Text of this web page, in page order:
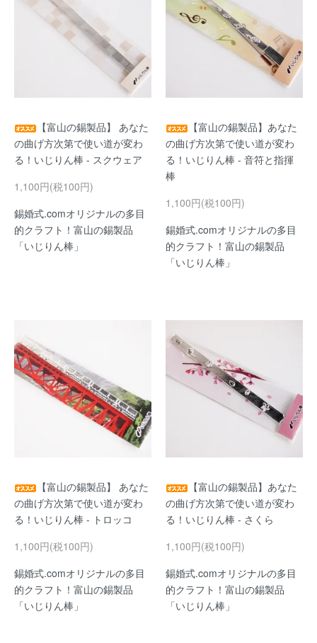
【富山の錫製品】 あなた
の曲げ方次第で使い道が変わ
る！いじりん棒 - スクウェア
1,100円(税100円)
錫婚式.comオリジナルの多目
的クラフト！富山の錫製品
「いじりん棒」
【富山の錫製品】あなた
の曲げ方次第で使い道が変わ
る！いじりん棒 - 音符と指揮
棒
1,100円(税100円)
錫婚式.comオリジナルの多目
的クラフト！富山の錫製品
「いじりん棒」
【富山の錫製品】 あなた
の曲げ方次第で使い道が変わ
る！いじりん棒 - トロッコ
1,100円(税100円)
錫婚式.comオリジナルの多目
的クラフト！富山の錫製品
「いじりん棒」
【富山の錫製品】あなた
の曲げ方次第で使い道が変わ
る！いじりん棒 - さくら
1,100円(税100円)
錫婚式.comオリジナルの多目
的クラフト！富山の錫製品
「いじりん棒」